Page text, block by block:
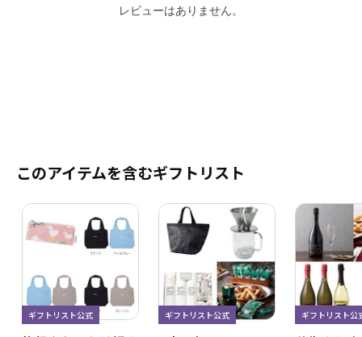
レビューはありません。
このアイテムを含むギフトリスト
ギフトリスト公式 ギフトリスト公式 ギフトリスト公